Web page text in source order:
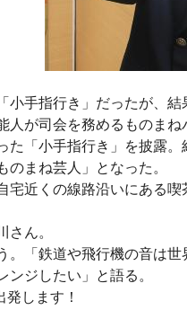
手指行き」だったが、結
が司会を務めるものま
「小手指行き」を披露。
まね芸人」となった。
近くの線路沿いにある
ん。
「鉄道や飛行機の音は
ジしたい」と語る。
します！